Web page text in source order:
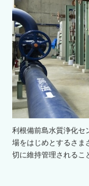
利根備前島水質浄化セ
場をはじめとするさま
切に維持管理されるこ